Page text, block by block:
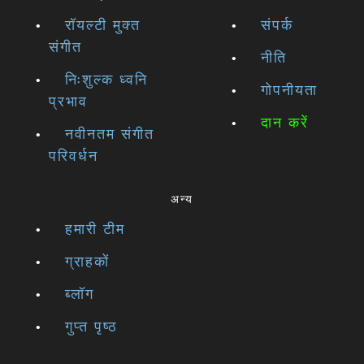
रॉयल्टी मुक्त
संगीत
निःशुल्क ध्वनि
प्रभाव
नवीनतम संगीत
परिवर्धन
संपर्क
नीति
गोपनीयता
दान करें
अन्य
हमारी टीम
ग्राहकों
ब्लॉग
गुप्त पृष्ठ